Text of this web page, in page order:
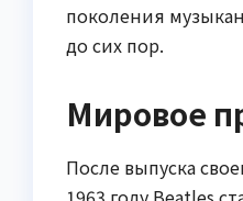
поколения
до сих пор.
Мировое
После выпуска